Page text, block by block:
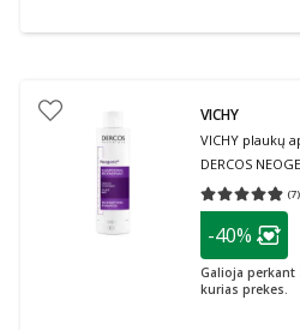
VICHY
VICHY plaukų
DERCOS
(7)
Vidutinis
patarimas
-40%
Galioja perkant
kurias prekes.